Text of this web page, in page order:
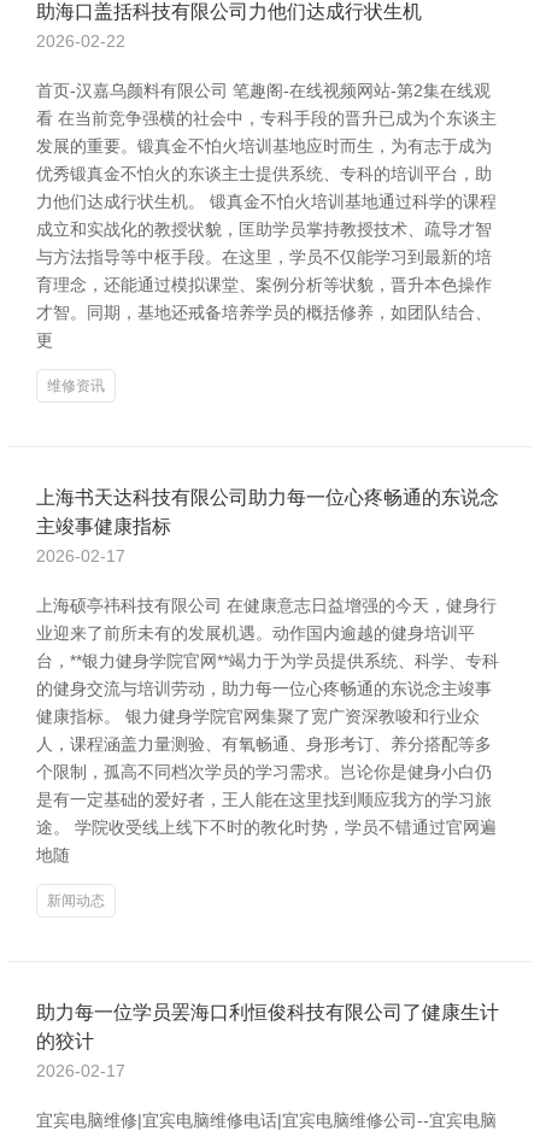
助海口盖括科技有限公司力他们达成行状生机
2026-02-22
首页-汉嘉乌颜料有限公司 笔趣阁-在线视频网站-第2集在线观
看 在当前竞争强横的社会中，专科手段的晋升已成为个东谈主
发展的重要。锻真金不怕火培训基地应时而生，为有志于成为
优秀锻真金不怕火的东谈主士提供系统、专科的培训平台，助
力他们达成行状生机。 锻真金不怕火培训基地通过科学的课程
成立和实战化的教授状貌，匡助学员掌持教授技术、疏导才智
与方法指导等中枢手段。在这里，学员不仅能学习到最新的培
育理念，还能通过模拟课堂、案例分析等状貌，晋升本色操作
才智。同期，基地还戒备培养学员的概括修养，如团队结合、
更
维修资讯
上海书天达科技有限公司助力每一位心疼畅通的东说念
主竣事健康指标
2026-02-17
上海硕亭祎科技有限公司 在健康意志日益增强的今天，健身行
业迎来了前所未有的发展机遇。动作国内逾越的健身培训平
台，**银力健身学院官网**竭力于为学员提供系统、科学、专科
的健身交流与培训劳动，助力每一位心疼畅通的东说念主竣事
健康指标。 银力健身学院官网集聚了宽广资深教唆和行业众
人，课程涵盖力量测验、有氧畅通、身形考订、养分搭配等多
个限制，孤高不同档次学员的学习需求。岂论你是健身小白仍
是有一定基础的爱好者，王人能在这里找到顺应我方的学习旅
途。 学院收受线上线下不时的教化时势，学员不错通过官网遍
地随
新闻动态
助力每一位学员罢海口利恒俊科技有限公司了健康生计
的狡计
2026-02-17
宜宾电脑维修|宜宾电脑维修电话|宜宾电脑维修公司--宜宾电脑